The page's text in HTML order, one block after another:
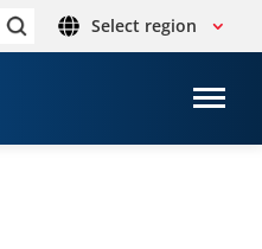
Select region